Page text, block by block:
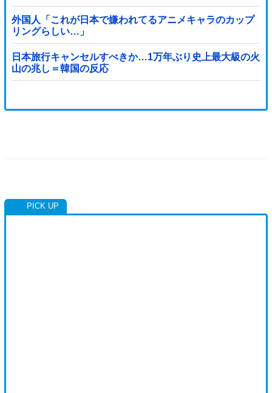
外国人「これが日本で嫌われてるアニメキャラのカップ
リングらしい…」
日本旅行キャンセルすべきか…1万年ぶり史上最大級の火
山の兆し＝韓国の反応